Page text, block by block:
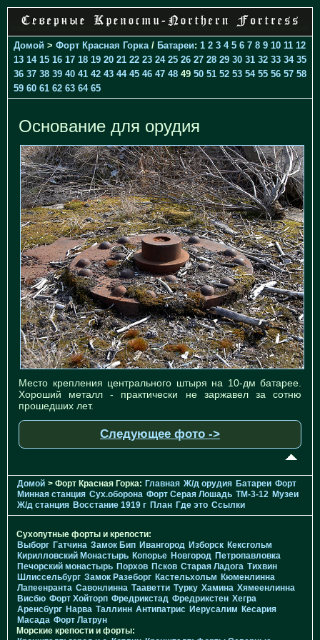
Домой > Форт Красная Горка / Батареи: 1 2 3 4 5 6 7 8 9 10 11 12
13 14 15 16 17 18 19 20 21 22 23 24 25 26 27 28 29 30 31 32 33 34 35
36 37 38 39 40 41 42 43 44 45 46 47 48 49 50 51 52 53 54 55 56 57 58
59 60 61 62 63 64 65
Основание для орудия
Место крепления центрального штыря на 10-дм батарее.
Хороший металл - практически не заржавел за сотню
прошедших лет.
Следующее фото ->
Домой > Форт Красная Горка: Главная Ж/д орудия Батареи Форт
Минная станция Cух.оборона Форт Серая Лошадь TM-3-12 Музеи
Ж/д станция Восстание 1919 г План Где это Ссылки
Сухопутные форты и крепости:
Выборг Гатчина Замок Бип Ивангород Изборск Кексгольм
Кирилловский Монастырь Копорье Новгород Петропавловка
Печорcкий монастырь Порхов Псков Старая Ладога Тихвин
Шлиссельбург Замок Разеборг Кастельхольм Кюменлинна
Лапеенранта Савонлинна Тааветти Турку Хамина Хямеенлинна
Висбю Форт Хойторп Фредрикстад Фредрикстен Хегра
Аренсбург Нарва Таллинн Антипатрис Иерусалим Кесария
Масада Форт Латрун
Морские крепости и форты: